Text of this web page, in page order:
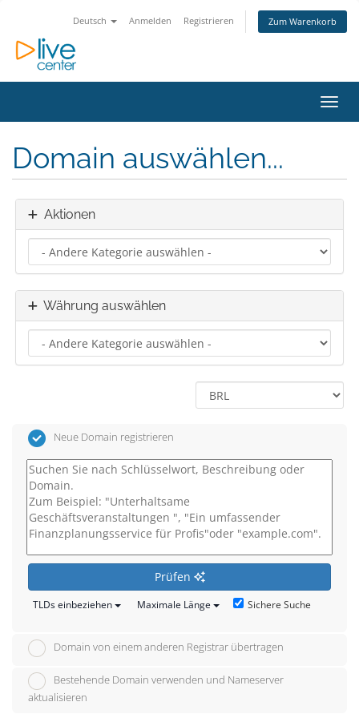
Deutsch Anmelden Registrieren Zum Warenkorb
Domain auswählen...
Aktionen
Währung auswählen
Neue Domain registrieren
Prüfen
TLDs einbeziehen Maximale Länge Sichere Suche
Domain von einem anderen Registrar übertragen
Bestehende Domain verwenden und Nameserver
aktualisieren